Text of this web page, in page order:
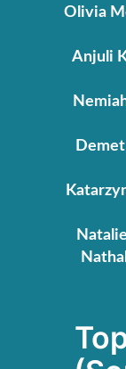
Olivia
Anjuli